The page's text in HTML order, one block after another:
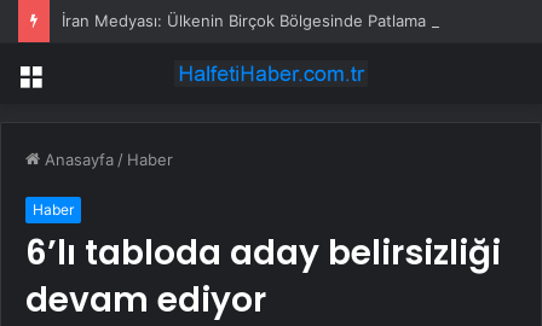
Menü
Anasayfa / Haber
Haber
6’lı tabloda aday belirsizliği
devam ediyor